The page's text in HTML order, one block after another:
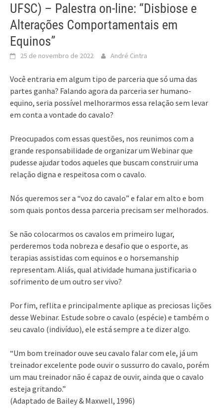
UFSC) – Palestra on-line: “Disbiose e
Alterações Comportamentais em
Equinos”
25 de novembro de 2022 André Cintra
Você entraria em algum tipo de parceria que só uma das
partes ganha? Falando agora da parceria ser humano-
equino, seria possível melhorarmos essa relação sem levar
em conta a vontade do cavalo?
Preocupados com essas questões, nos reunimos com a
grande responsabilidade de organizar um Webinar que
pudesse ajudar todos aqueles que buscam construir uma
relação digna e respeitosa com o cavalo.
Nós queremos ser a “voz do cavalo” e falar em alto e bom
som quais pontos dessa parceria precisam ser melhorados.
Se não colocarmos os cavalos em primeiro lugar,
perderemos toda nobreza e desafio que o esporte, as
terapias assistidas com equinos e o horsemanship
representam. Aliás, qual atividade humana justificaria o
sofrimento de um outro ser vivo?
Por fim, reflita e principalmente aplique as preciosas lições
desse Webinar. Estude sobre o cavalo (espécie) e também o
seu cavalo (indivíduo), ele está sempre a te dizer algo.
“Um bom treinador ouve seu cavalo falar com ele, já um
treinador excelente pode ouvir o sussurro do cavalo, porém
um mau treinador não é capaz de ouvir, ainda que o cavalo
esteja gritando.”
(Adaptado de Bailey & Maxwell, 1996)